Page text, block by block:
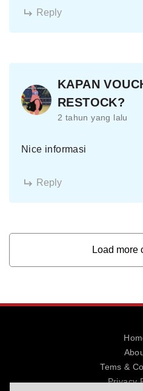
Reply
KAPAN
RESTOCK?
2 tahun yang lalu
Nice informasi
Reply
Load more
Tems &
Privacy